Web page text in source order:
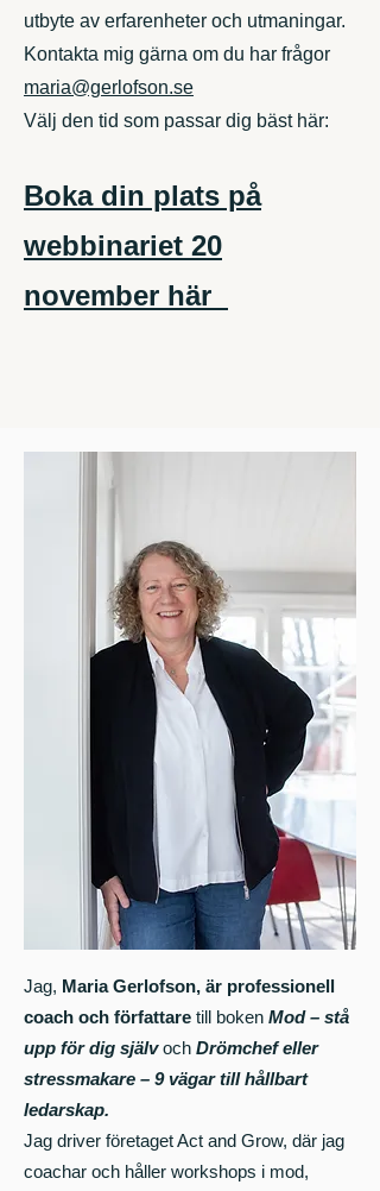
utbyte av erfarenheter och utmaningar.
Kontakta mig gärna om du har frågor
maria@gerlofson.se
Välj den tid som passar dig bäst här:
Boka din plats på
webbinariet 20
november här
Jag, Maria Gerlofson, är professionell
coach och författare till boken Mod – stå
upp för dig självoch Drömchef eller
stressmakare – 9 vägar till hållbart
ledarskap.
Jag driver företaget Act and Grow, där jag
coachar och håller workshops i mod,